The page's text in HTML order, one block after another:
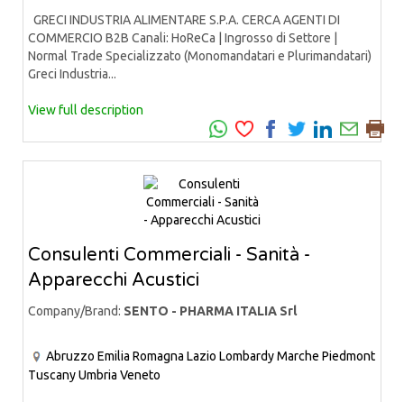
GRECI INDUSTRIA ALIMENTARE S.P.A. CERCA AGENTI DI
COMMERCIO B2B Canali: HoReCa | Ingrosso di Settore |
Normal Trade Specializzato (Monomandatari e Plurimandatari)
Greci Industria...
View full description
Consulenti Commerciali - Sanità -
Apparecchi Acustici
Company/Brand: SENTO - PHARMA ITALIA Srl
Abruzzo Emilia Romagna Lazio LombardyMarche Piedmont
TuscanyUmbria Veneto